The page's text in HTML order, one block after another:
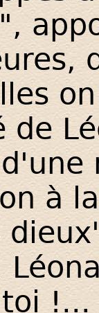
de
à
!...